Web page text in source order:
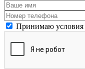
Принимаю условия